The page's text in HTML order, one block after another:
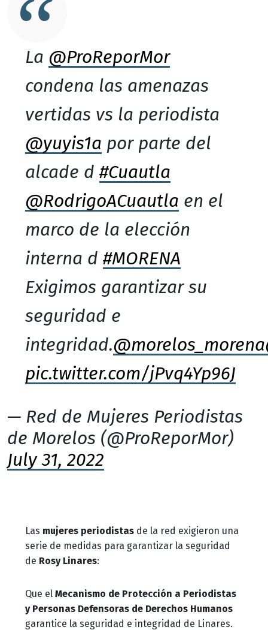
La @ProReporMor
condena las amenazas
vertidas vs la periodista
@yuyis1a por parte del
alcade d #Cuautla
@RodrigoACuautla en el
marco de la elección
interna d #MORENA
Exigimos garantizar su
seguridad e
integridad.@morelos_morena
pic.twitter.com/jPvq4Yp96J
— Red de Mujeres Periodistas
de Morelos (@ProReporMor)
July 31, 2022
Las mujeres periodistas de la red exigieron una
serie de medidas para garantizar la seguridad
de Rosy Linares:
Que el Mecanismo de Protección a Periodistas
y Personas Defensoras de Derechos Humanos
garantice la seguridad e integridad de Linares.